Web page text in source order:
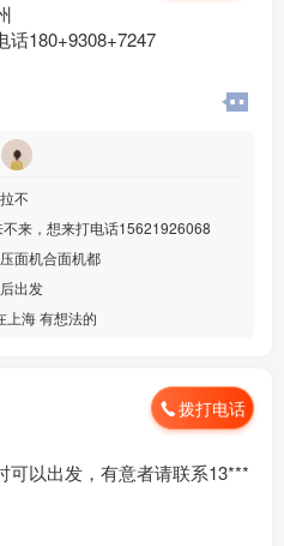
话180+9308+7247
不
来，想来打电话15621926068
面机合面机都
出发
上海 有想法的
拨打电话
可以出发，有意者请联系13***